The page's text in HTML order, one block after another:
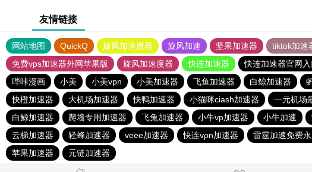
友情链接
网站地图 QuickQ 旋风加速度器 旋风加速 坚果加速器 tiktok加速
免费vps加速器外网苹果版
旋风加速度器 快连加速器 快连加速器官网入
哔咔漫画
小美 小美vpn 小美加速器 飞鱼加速器 白鲸加速器
快橙加速器
大机场加速器 快鸭加速器 小猫咪ciash加速器 一元机场
白鲸加速器
爬墙专用加速器 飞兔加速器 小牛vp加速器 小牛加速
云梯加速器
轻蜂加速器 veee加速器 快连vρn加速器 雷霆加速免费永
苹果加速器
元链加速器